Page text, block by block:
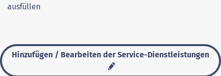
ausfüllen
Hinzufügen / Bearbeiten der Service-Dienstleistungen